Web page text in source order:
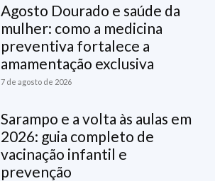
Agosto Dourado e saúde da
mulher: como a medicina
preventiva fortalece a
amamentação exclusiva
7 de agosto de 2026
Sarampo e a volta às aulas em
2026: guia completo de
vacinação infantil e
prevenção